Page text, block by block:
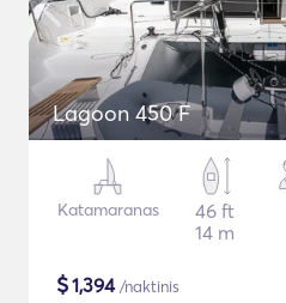
Lagoon 450 F
Katamaranas
46 ft
14 m
$1,394/naktinis